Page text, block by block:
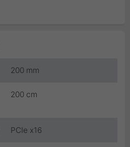
200 mm
200 cm
PCIe x16